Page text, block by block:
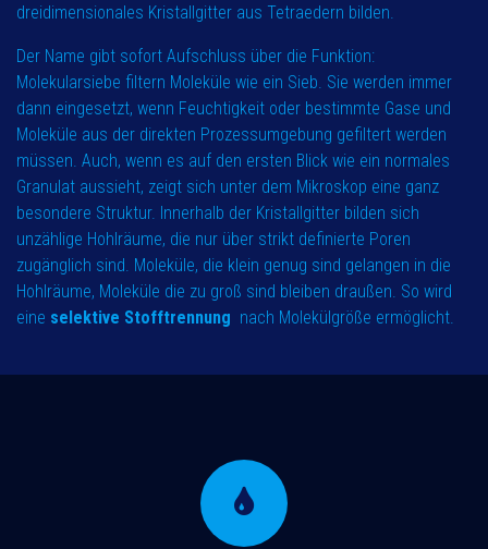
dreidimensionales Kristallgitter aus Tetraedern bilden.
Der Name gibt sofort Aufschluss über die Funktion:
Molekularsiebe filtern Moleküle wie ein Sieb. Sie werden immer
dann eingesetzt, wenn Feuchtigkeit oder bestimmte Gase und
Moleküle aus der direkten Prozessumgebung gefiltert werden
müssen. Auch, wenn es auf den ersten Blick wie ein normales
Granulat aussieht, zeigt sich unter dem Mikroskop eine ganz
besondere Struktur. Innerhalb der Kristallgitter bilden sich
unzählige Hohlräume, die nur über strikt definierte Poren
zugänglich sind. Moleküle, die klein genug sind gelangen in die
Hohlräume, Moleküle die zu groß sind bleiben draußen. So wird
eine selektive Stofftrennung nach Molekülgröße ermöglicht.